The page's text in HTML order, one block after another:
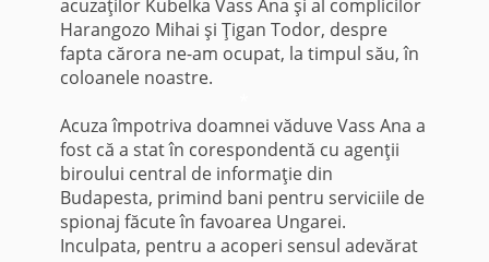
acuzaţilor Kubelka Vass Ana şi al complicilor
Harangozo Mihai şi Ţigan Todor, despre
fapta cărora ne-am ocupat, la timpul său, în
coloanele noastre.
Acuza împotriva doamnei văduve Vass Ana a
fost că a stat în corespondentă cu agenţii
biroului central de informaţie din
Budapesta, primind bani pentru serviciile de
spionaj făcute în favoarea Ungarei.
Inculpata, pentru a acoperi sensul adevărat